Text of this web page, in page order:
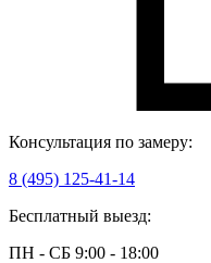
Консультация по замеру:
8 (495) 125-41-14
Бесплатный выезд:
ПН - СБ 9:00 - 18:00